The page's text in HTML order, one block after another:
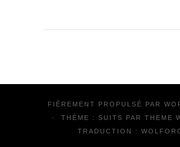
FIÈREMENT PROPULSÉ PAR
·
THÈME : SUITS PAR THEME
TRADUCTION :